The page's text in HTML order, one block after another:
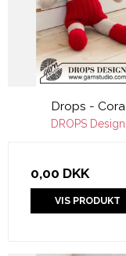
Drops - Cora
DROPS Design
0,00 DKK
VIS PRODUKT